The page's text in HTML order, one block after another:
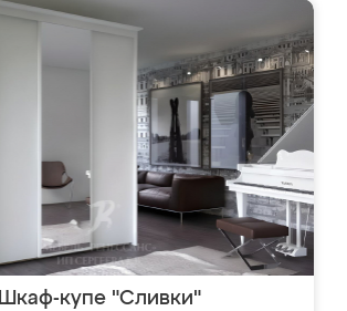
Шкаф-купе "Сливки"